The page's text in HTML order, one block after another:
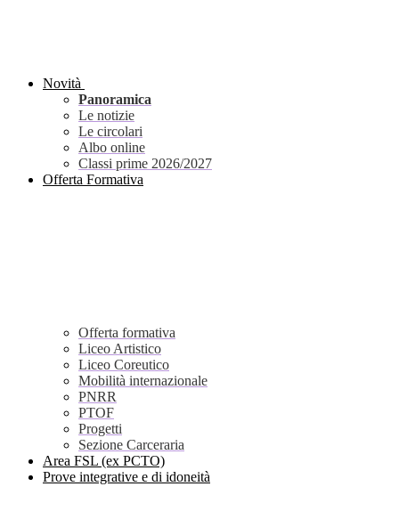
Novità
Panoramica
Le notizie
Le circolari
Albo online
Classi prime 2026/2027
Offerta Formativa
Offerta formativa
Liceo Artistico
Liceo Coreutico
Mobilità internazionale
PNRR
PTOF
Progetti
Sezione Carceraria
Area FSL (ex PCTO)
Prove integrative e di idoneità